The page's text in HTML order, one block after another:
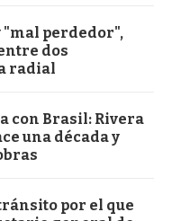
"mal perdedor",
dos
radial
con Brasil: Rivera
una década y
por el que